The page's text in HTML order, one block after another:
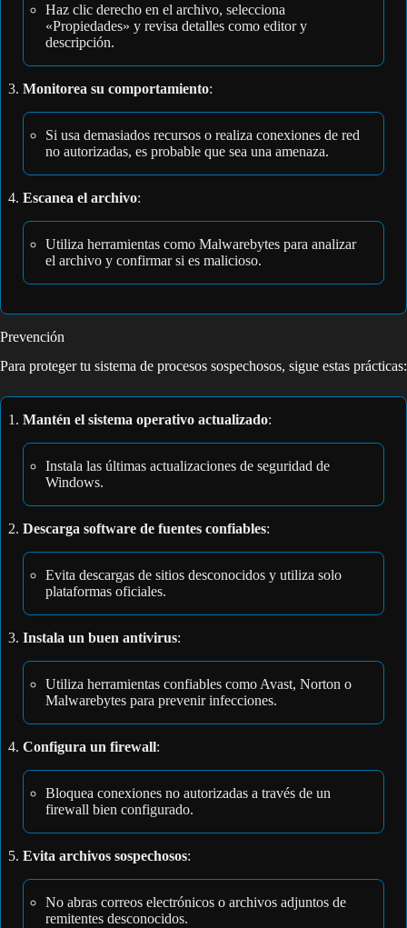
Haz clic derecho en el archivo, selecciona
«Propiedades» y revisa detalles como editor y
descripción.
Monitorea su comportamiento:
Si usa demasiados recursos o realiza conexiones de red
no autorizadas, es probable que sea una amenaza.
Escanea el archivo:
Utiliza herramientas como Malwarebytes para analizar
el archivo y confirmar si es malicioso.
Prevención
Para proteger tu sistema de procesos sospechosos, sigue estas prácticas:
Mantén el sistema operativo actualizado:
Instala las últimas actualizaciones de seguridad de
Windows.
Descarga software de fuentes confiables:
Evita descargas de sitios desconocidos y utiliza solo
plataformas oficiales.
Instala un buen antivirus:
Utiliza herramientas confiables como Avast, Norton o
Malwarebytes para prevenir infecciones.
Configura un firewall:
Bloquea conexiones no autorizadas a través de un
firewall bien configurado.
Evita archivos sospechosos:
No abras correos electrónicos o archivos adjuntos de
remitentes desconocidos.